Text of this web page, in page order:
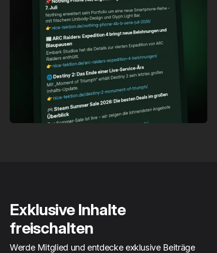
Exklusive Inhalte
freischalten
Werde Mitglied und entdecke exklusive Beiträge